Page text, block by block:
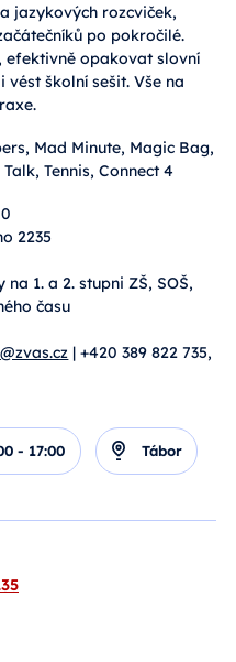
jazykových rozcviček,
po pokročilé.
efektivně opakovat slovní
školní sešit. Vše na
Mad Minute, Magic Bag,
Tennis, Connect 4
2235
1. a 2. stupni ZŠ, SOŠ,
času
| +420 389 822 735,
- 17:00 Tábor